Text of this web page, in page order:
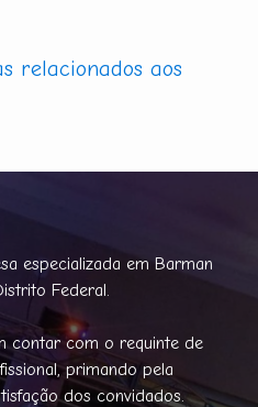
relacionados aos
especializada em Barman
Federal.
contar com o requinte de
primando pela
dos convidados.